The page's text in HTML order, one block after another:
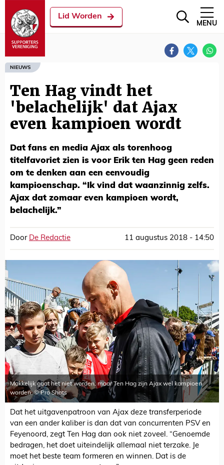
Lid Worden
MENU
NIEUWS
Ten Hag vindt het
'belachelijk' dat Ajax
even kampioen wordt
Dat fans en media Ajax als torenhoog
titelfavoriet zien is voor Erik ten Hag geen reden
om te denken aan een eenvoudig
kampioenschap. “Ik vind dat waanzinnig zelfs.
Ajax dat zomaar even kampioen wordt,
belachelijk.”
Door De Redactie 11 augustus 2018 - 14:50
Makkelijk gaat het niet worden, maar Ten Hag zijn Ajax wel kampioen
worden. © Pro Shots
Dat het uitgavenpatroon van Ajax deze transferperiode
van een ander kaliber is dan dat van concurrenten PSV en
Feyenoord, zegt Ten Hag dan ook niet zoveel. “Genoemde
bedragen, het doet uiteindelijk allemaal niet terzake. Je
moet het beste team formeren en winnen. Dat is de